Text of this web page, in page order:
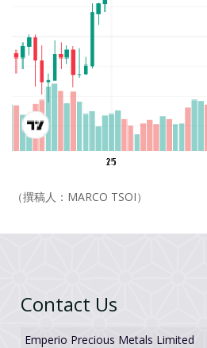
（撰稿人：MARCO TSOI）
Contact Us
Emperio Precious Metals Limited